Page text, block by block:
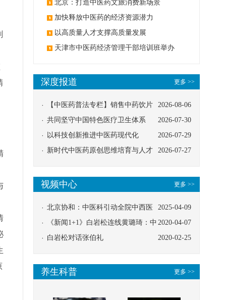
北京：打造中医药文旅消费新场景
加快释放中医药的经济资源潜力
以高质量人才支撑高质量发展
天津市中医药经济管理干部培训班举办
更多 >>
深度报道
2026-08-06
【中医药普法专栏】销售中药饮片
应告知煎服方法及注意事项
2026-07-30
共同坚守中国特色医疗卫生体系
2026-07-29
以科技创新推进中医药现代化
2026-07-27
新时代中医药原创思维培育与人才
更多 >>
视频中心
2025-04-09
北京协和：中医科引动全院中西医
协同
2020-04-07
《新闻1+1》白岩松连线黄璐琦：中
医救治的临床效果
2020-02-25
白岩松对话张伯礼
更多 >>
养生科普